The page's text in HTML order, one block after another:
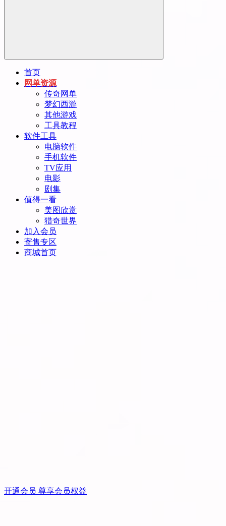
首页
网单资源
传奇网单
梦幻西游
其他游戏
工具教程
软件工具
电脑软件
手机软件
TV应用
电影
剧集
值得一看
美图欣赏
猎奇世界
加入会员
寄售专区
商城首页
开通会员 尊享会员权益